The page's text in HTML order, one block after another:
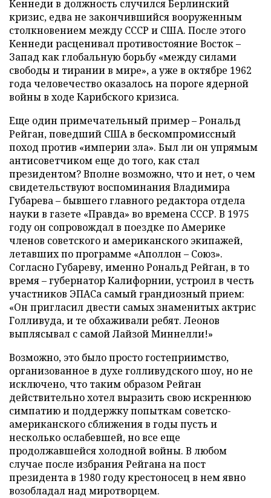
Кеннеди в должность случился Берлинский
кризис, едва не закончившийся вооруженным
столкновением между СССР и США. После этого
Кеннеди расценивал противостояние Восток –
Запад как глобальную борьбу «между силами
свободы и тирании в мире», а уже в октябре 1962
года человечество оказалось на пороге ядерной
войны в ходе Карибского кризиса.
Еще один примечательный пример – Рональд
Рейган, поведший США в бескомпромиссный
поход против «империи зла». Был ли он упрямым
антисоветчиком еще до того, как стал
президентом? Вполне возможно, что и нет, о чем
свидетельствуют воспоминания Владимира
Губарева – бывшего главного редактора отдела
науки в газете «Правда» во времена СССР. В 1975
году он сопровождал в поездке по Америке
членов советского и американского экипажей,
летавших по программе «Аполлон – Союз».
Согласно Губареву, именно Рональд Рейган, в то
время – губернатор Калифорнии, устроил в честь
участников ЭПАСа самый грандиозный прием:
«Он пригласил двести самых знаменитых актрис
Голливуда, и те обхаживали ребят. Леонов
выплясывал с самой Лайзой Миннелли!»
Возможно, это было просто гостеприимство,
организованное в духе голливудского шоу, но не
исключено, что таким образом Рейган
действительно хотел выразить свою искреннюю
симпатию и поддержку попыткам советско-
американского сближения в годы пусть и
несколько ослабевшей, но все еще
продолжавшейся холодной войны. В любом
случае после избрания Рейгана на пост
президента в 1980 году крестоносец в нем явно
возобладал над миротворцем.